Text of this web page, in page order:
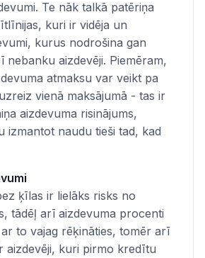
Te nāk talkā patēriņa
kuri ir vidēja un
kurus nodrošina gan
nebanku aizdevēji. Piemēram,
atmaksu var veikt pa
vienā maksājumā - tas ir
aizdevuma risinājums,
izmantot naudu tieši tad, kad
ķīlas ir lielāks risks no
tādēļ arī aizdevuma procenti
to vajag rēķināties, tomēr arī
aizdevēji, kuri pirmo kredītu